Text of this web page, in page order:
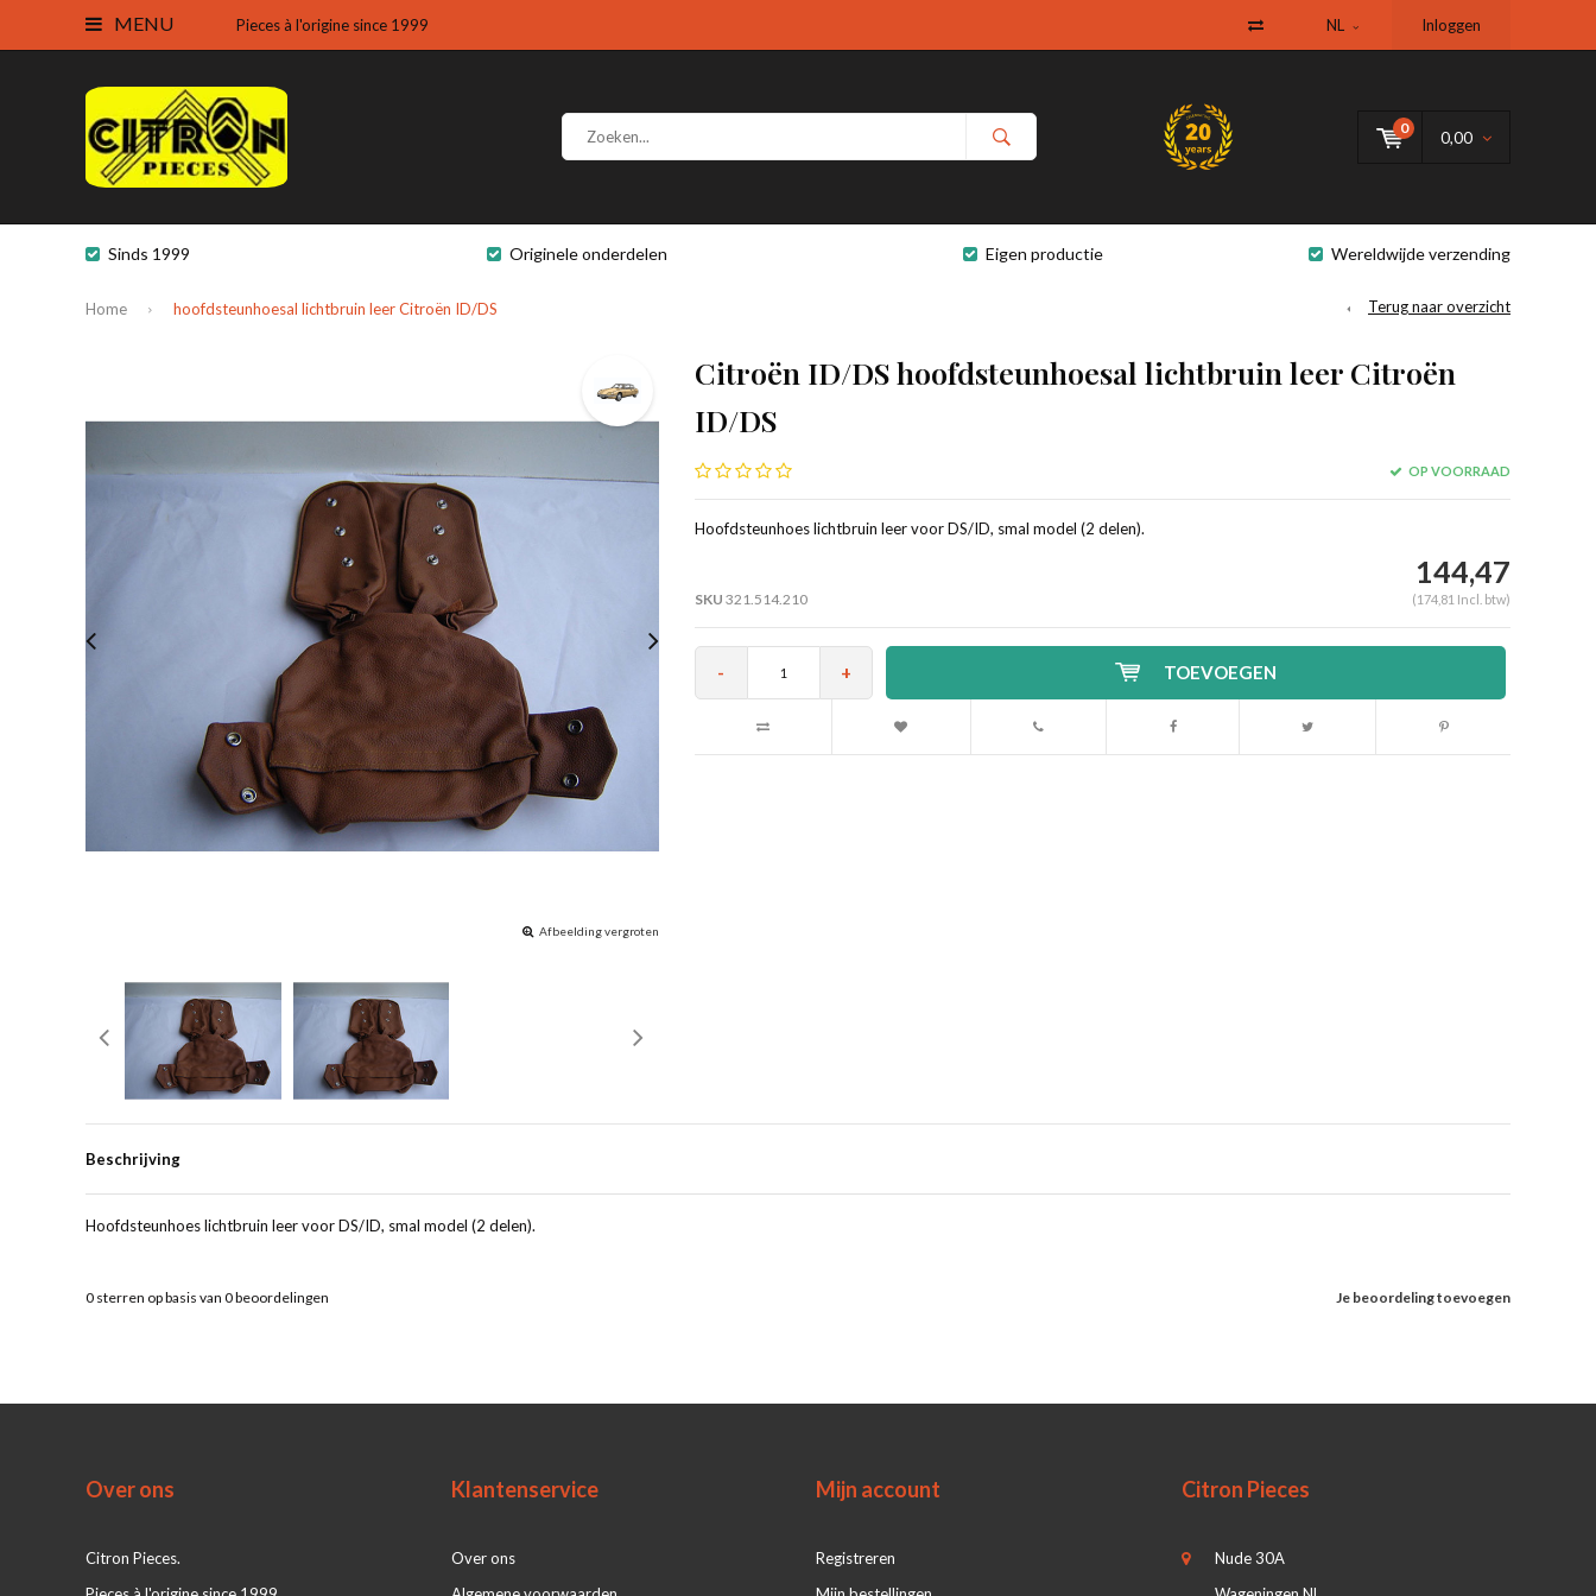
MENU Pieces à l'origine since 1999 NL Inloggen
0
0,00
Sinds 1999 Originele onderdelen Eigen productie Wereldwijde verzending
Home hoofdsteunhoesal lichtbruin leer Citroën ID/DS Terug naar overzicht
Afbeelding vergroten
Citroën ID/DS hoofdsteunhoesal lichtbruin leer Citroën
ID/DS
OP VOORRAAD
Hoofdsteunhoes lichtbruin leer voor DS/ID, smal model (2 delen).
SKU 321.514.210
144,47
(174,81 Incl. btw)
- + TOEVOEGEN
Beschrijving
Hoofdsteunhoes lichtbruin leer voor DS/ID, smal model (2 delen).
Je beoordeling toevoegen
0 sterren op basis van 0beoordelingen
Over ons
Citron Pieces.
Klantenservice
Over ons
Mijn account
Registreren
Citron Pieces
Nude 30A